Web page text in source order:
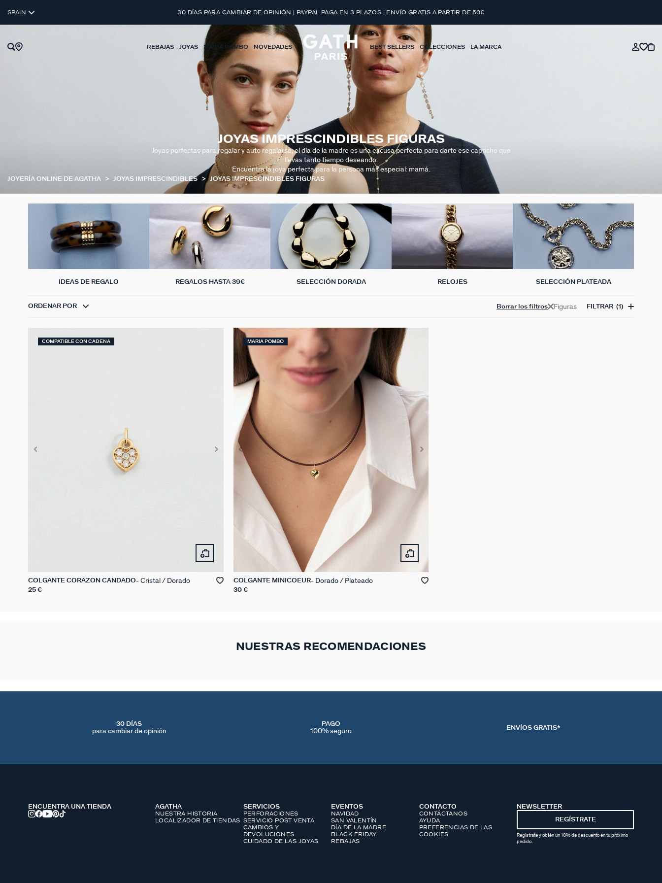
SPAIN 30 DÍAS PARA CAMBIAR DE OPINIÓN | PAYPAL PAGA EN 3 PLAZOS | ENVÍO GRATIS A PARTIR DE 50€
REBAJAS JOYAS MARIA POMBO NOVEDADES BEST SELLERS COLECCIONES LA MARCA
JOYAS IMPRESCINDIBLES FIGURAS
Joyas perfectas para regalar y auto regalarse; el día de la madre es una excusa perfecta para darte ese capricho que
llevas tanto tiempo deseando.
Encuentra la joya perfecta para la persona más especial: mamá.
IDEAS DE REGALO REGALOS HASTA 39€ SELECCIÓN DORADA RELOJES SELECCIÓN PLATEADA
JOYERÍA ONLINE DE AGATHA JOYAS IMPRESCINDIBLES JOYAS IMPRESCINDIBLES FIGURAS
ORDENAR POR Figuras
Borrar los filtros FILTRAR (1)
COMPATIBLE CON CADENA
COLGANTE CORAZÓN CANDADO Cristal / Dorado
25 €
MARIA POMBO
COLGANTE MINICOEUR Dorado / Plateado
30 €
NUESTRAS RECOMENDACIONES
30 DÍAS
para cambiar de opinión
PAGO
100% seguro ENVÍOS GRATIS*
NEWSLETTER
REGÍSTRATE
Regístrate y obtén un 10% de descuento en tu próximo
pedido.
AGATHA
NUESTRA HISTORIA
LOCALIZADOR DE TIENDAS
SERVICIOS
PERFORACIONES
SERVICIO POST VENTA
CAMBIOS Y
DEVOLUCIONES
CUIDADO DE LAS JOYAS
EVENTOS
NAVIDAD
SAN VALENTÍN
DÍA DE LA MADRE
BLACK FRIDAY
REBAJAS
CONTACTO
CONTÁCTANOS
AYUDA
PREFERENCIAS DE LAS
COOKIES
ENCUENTRA UNA TIENDA